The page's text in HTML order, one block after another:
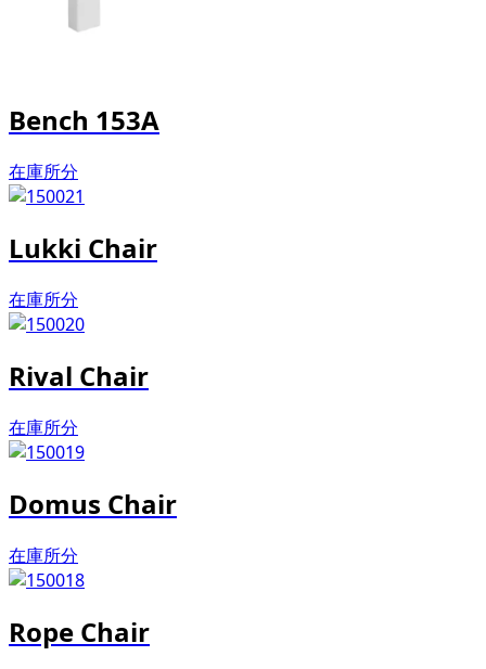
Bench 153A
在庫所分
Lukki Chair
在庫所分
Rival Chair
在庫所分
Domus Chair
在庫所分
Rope Chair